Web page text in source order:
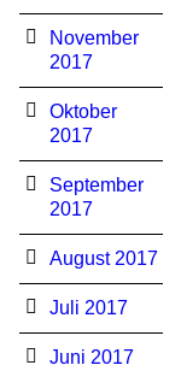
November
2017
Oktober
2017
September
2017
August 2017
Juli 2017
Juni 2017